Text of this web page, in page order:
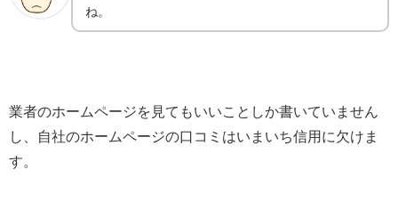
ね。
業者のホームページを見てもいいことしか書いていません
し、自社のホームページの口コミはいまいち信用に欠けま
す。